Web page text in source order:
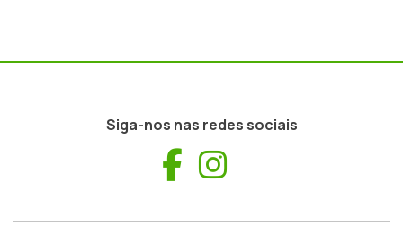
Siga-nos nas redes sociais
Facebook